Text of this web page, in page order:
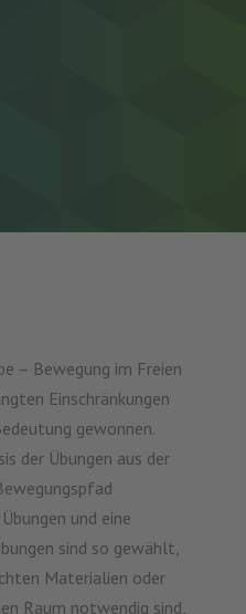
– Bewegung im Freien
Einschränkungen
gewonnen.
der Übungen aus der
und eine
sind so gewählt,
Materialien oder
Raum notwendig sind,